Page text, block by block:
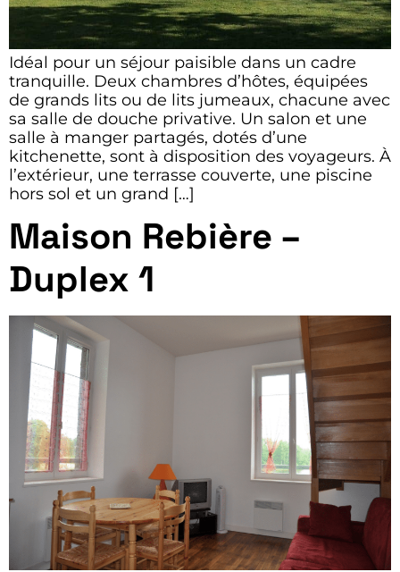
Idéal pour un séjour paisible dans un cadre
tranquille. Deux chambres d’hôtes, équipées
de grands lits ou de lits jumeaux, chacune avec
sa salle de douche privative. Un salon et une
salle à manger partagés, dotés d’une
kitchenette, sont à disposition des voyageurs. À
l’extérieur, une terrasse couverte, une piscine
hors sol et un grand […]
Maison Rebière –
Duplex 1